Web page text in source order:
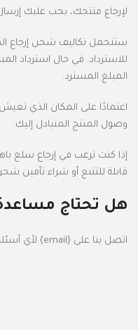
لإرجاع منتجك، يجب عليك
ستتحمل تكاليف شحن إرجاع
للاسترداد. في حال استرداد
المبلغ المسترد.
اعتمادًا على المكان الذي
وصول المنتج المتبادل إليك.
إذا كنت ترغب في إرجاع سلع
قابلة للتتبع أو شراء تأمين
هل تحتاج
اتصل بنا على {email} لأي أسئلة تتعلق بالاسترداد والإرجاع.